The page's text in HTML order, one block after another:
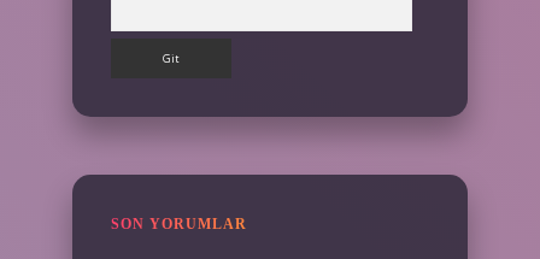
SON YORUMLAR